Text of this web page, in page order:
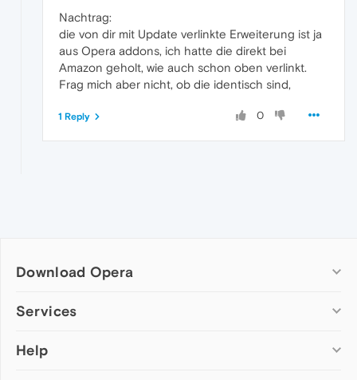
Nachtrag:
die von dir mit Update verlinkte Erweiterung ist ja
aus Opera addons, ich hatte die direkt bei
Amazon geholt, wie auch schon oben verlinkt.
Frag mich aber nicht, ob die identisch sind,
0
1 Reply
Download Opera
Computer browsers
Opera for Mac
Services
Add-ons
Help